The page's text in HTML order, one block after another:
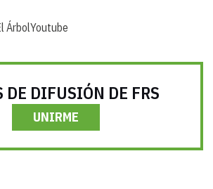
ÁrbolYoutube
DE DIFUSIÓN DE FRS
UNIRME